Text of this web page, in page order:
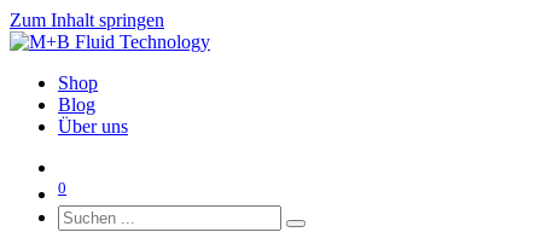
Zum Inhalt springen
Shop
Blog
Über uns
0